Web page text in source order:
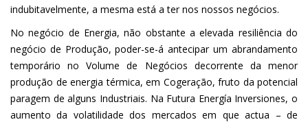
indubitavelmente, a mesma está a ter nos nossos negócios.
No negócio de Energia, não obstante a elevada resiliência do
negócio de Produção, poder-se-á antecipar um abrandamento
temporário no Volume de Negócios decorrente da menor
produção de energia térmica, em Cogeração, fruto da potencial
paragem de alguns Industriais. Na Futura Energía Inversiones, o
aumento da volatilidade dos mercados em que actua – de